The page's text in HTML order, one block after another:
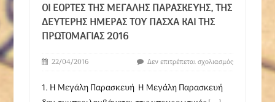
ΟΙ ΕΟΡΤΈΣ ΤΗΣ ΜΕΓΆΛΗΣ ΠΑΡΑΣΚΕΥΉΣ, ΤΗΣ
ΔΕΎΤΕΡΗΣ ΗΜΈΡΑΣ ΤΟΥ ΠΆΣΧΑ ΚΑΙ ΤΗΣ
ΠΡΩΤΟΜΑΓΙΆΣ 2016
22/04/2016 Δεν επιτρέπεται σχολιασμός
1. Η Μεγάλη Παρασκευή Η Μεγάλη Παρασκευή